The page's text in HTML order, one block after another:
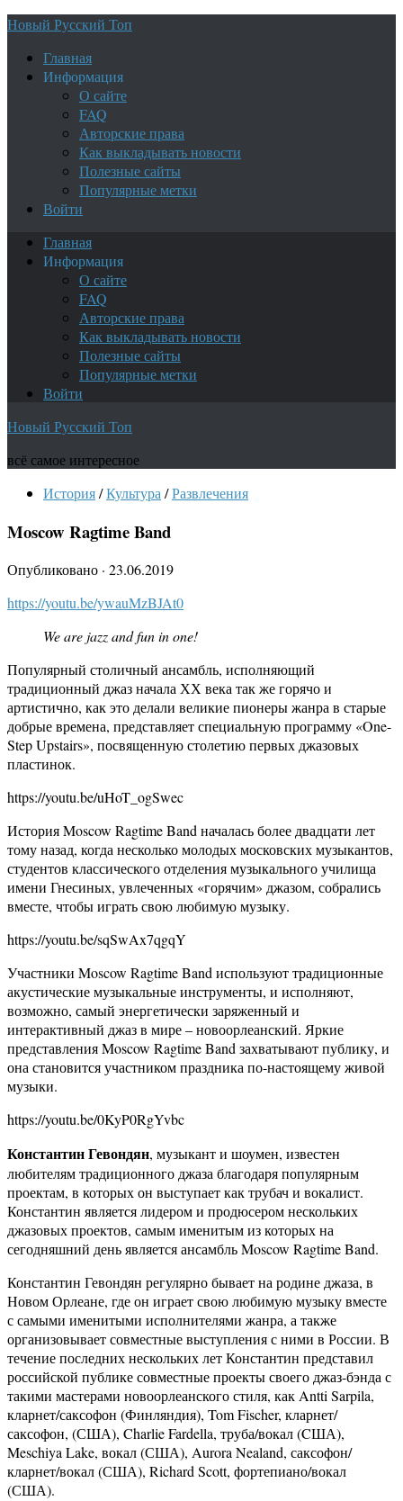
Новый Русский Топ
Главная
Информация
О сайте
FAQ
Авторские права
Как выкладывать новости
Полезные сайты
Популярные метки
Войти
Главная
Информация
О сайте
FAQ
Авторские права
Как выкладывать новости
Полезные сайты
Популярные метки
Войти
Новый Русский Топ
всё самое интересное
История/Культура /Развлечения
Moscow Ragtime Band
Опубликовано · 23.06.2019
https://youtu.be/ywauMzBJAt0
We are jazz and fun in one!
Популярный столичный ансамбль, исполняющий
традиционный джаз начала ХХ века так же горячо и
артистично, как это делали великие пионеры жанра в старые
добрые времена, представляет специальную программу «One-
Step Upstairs», посвященную столетию первых джазовых
пластинок.
https://youtu.be/uHoT_ogSwec
История Moscow Ragtime Band началась более двадцати лет
тому назад, когда несколько молодых московских музыкантов,
студентов классического отделения музыкального училища
имени Гнесиных, увлеченных «горячим» джазом, собрались
вместе, чтобы играть свою любимую музыку.
https://youtu.be/sqSwAx7qgqY
Участники Moscow Ragtime Band используют традиционные
акустические музыкальные инструменты, и исполняют,
возможно, самый энергетически заряженный и
интерактивный джаз в мире – новоорлеанский. Яркие
представления Moscow Ragtime Band захватывают публику, и
она становится участником праздника по-настоящему живой
музыки.
https://youtu.be/0KyP0RgYvbc
Константин Гевондян, музыкант и шоумен, известен
любителям традиционного джаза благодаря популярным
проектам, в которых он выступает как трубач и вокалист.
Константин является лидером и продюсером нескольких
джазовых проектов, самым именитым из которых на
сегодняшний день является ансамбль Moscow Ragtime Band.
Константин Гевондян регулярно бывает на родине джаза, в
Новом Орлеане, где он играет свою любимую музыку вместе
с самыми именитыми исполнителями жанра, а также
организовывает совместные выступления с ними в России. В
течение последних нескольких лет Константин представил
российской публике совместные проекты своего джаз-бэнда с
такими мастерами новоорлеанского стиля, как Antti Sarpila,
кларнет/саксофон (Финляндия), Tom Fischer, кларнет/
саксофон, (США), Charlie Fardella, труба/вокал (CША),
Meschiya Lake, вокал (США), Aurora Nealand, саксофон/
кларнет/вокал (США), Richard Scott, фортепиано/вокал
(США).